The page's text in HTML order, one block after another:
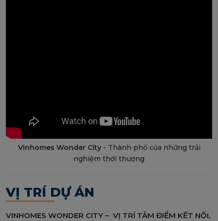
Vinhomes Wonder City- Thành phố của những trải
nghiệm thời thượng
VỊ TRÍ DỰ ÁN
VINHOMES WONDER CITY – VỊ TRÍ TÂM ĐIỂM KẾT NỐI,